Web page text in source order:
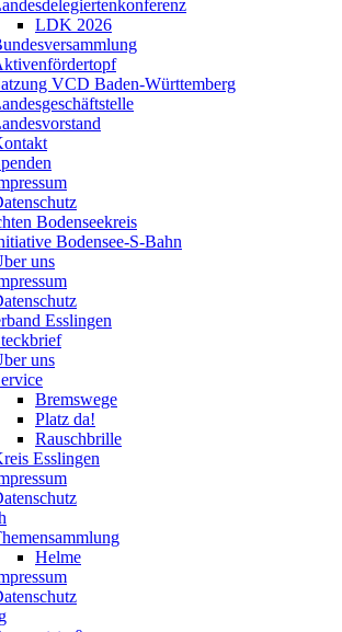
LDK 2026
VCD Baden-Württemberg
Bodenseekreis
Bodensee-S-Bahn
uns
Esslingen
uns
Bremswege
Platz da!
Rauschbrille
Esslingen
Helme